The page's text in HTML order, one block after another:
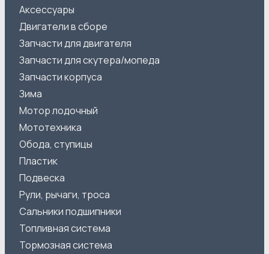
Аксессуары
Двигатели в сборе
Запчасти для двигателя
Запчасти для скутера/мопеда
Запчасти корпуса
Зима
Мотор лодочный
Мототехника
Обода, ступицы
Пластик
Подвеска
Рули, рычаги, троса
Сальники подшипники
Топливная система
Тормозная система